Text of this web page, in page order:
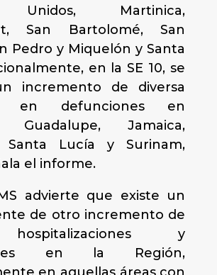
Unidos, Martinica,
San Bartolomé, San
Pedro y Miquelón y Santa
en la SE 10, se
incremento de diversa
en defunciones en
Guadalupe, Jamaica,
Santa Lucía y Surinam,
el informe.
advierte que existe un
de otro incremento de
y
en la Región,